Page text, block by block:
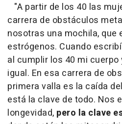
"A partir de los 40 las
carrera de obstáculos
nosotras una mochila, que
estrógenos. Cuando
al cumplir los 40 mi
igual. En esa carrera de
primera valla es la caída
está la clave de todo. Nos
longevidad, pero la clave